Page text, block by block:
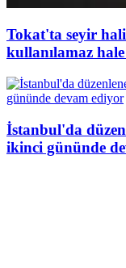
Tokat'ta seyir
kullanılamaz
İstanbul'da
ikinci gününde